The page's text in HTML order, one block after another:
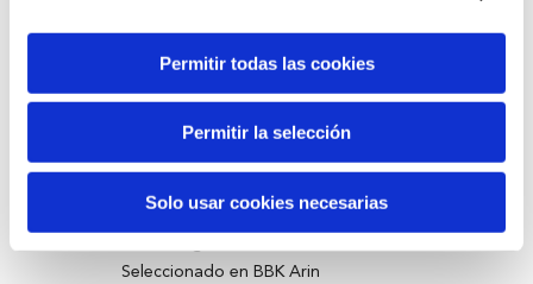
Permitir todas las cookies
Permitir la selección
Solo usar cookies necesarias
Tecnología contra el desperdicio para
llevar alimentos a quienes más lo necesitan.
Empleo y emprendimiento
Seleccionado en BBK Arin